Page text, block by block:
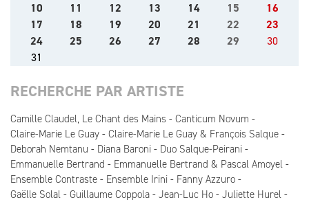
10
11 12 13 14 15
16
17
18 19 20 21 22
23
24
25 26 27 28 29
30
31
RECHERCHE PAR ARTISTE
Camille Claudel, Le Chant des Mains
Canticum Novum
Claire-Marie Le Guay
Claire-Marie Le Guay & François Salque
Deborah Nemtanu
Diana Baroni
Duo Salque-Peirani
Emmanuelle Bertrand
Emmanuelle Bertrand & Pascal Amoyel
Ensemble Contraste
Ensemble Irini
Fanny Azzuro
Gaëlle Solal
Guillaume Coppola Jean-Luc Ho
Juliette Hurel